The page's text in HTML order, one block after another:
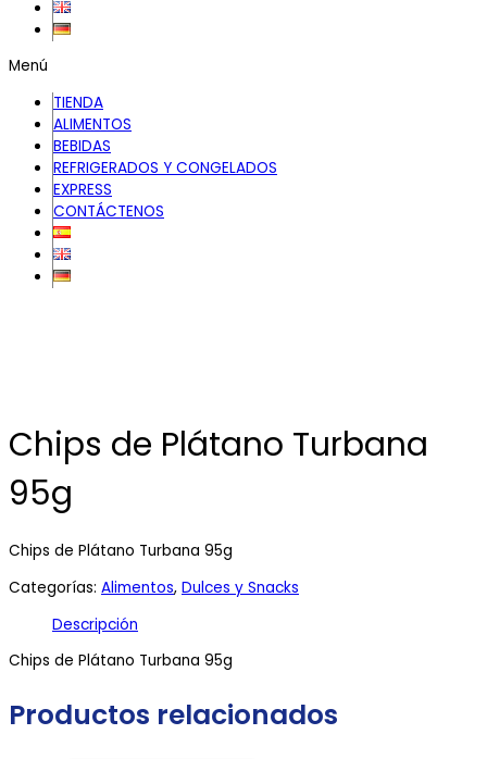
Menú
TIENDA
ALIMENTOS
BEBIDAS
REFRIGERADOS Y CONGELADOS
EXPRESS
CONTÁCTENOS
Chips de Plátano Turbana
95g
Chips de Plátano Turbana 95g
Categorías: Alimentos, Dulces y Snacks
Descripción
Chips de Plátano Turbana 95g
Productos relacionados